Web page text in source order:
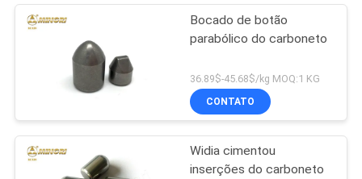
Bocado de botão
parabólico do carboneto
36.89$-45.68$/kg MOQ:1 KG
CONTATO
Widia cimentou
inserções do carboneto